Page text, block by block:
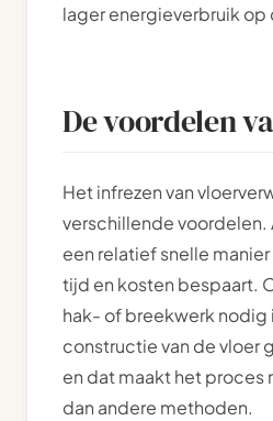
lager energieverbruik op
De voordelen
Het infrezen van
verschillende voordelen.
een relatief snelle
tijd en kosten bespaart.
hak- of breekwerk nodig
constructie van de vloer
en dat maakt het proces
dan andere methoden.